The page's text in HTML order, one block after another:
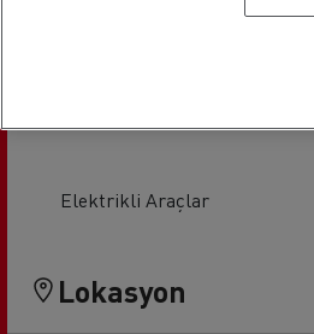
Elektrikli Araçlar
Lokasyon